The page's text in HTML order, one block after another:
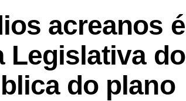
acreanos é
Legislativa do
do plano